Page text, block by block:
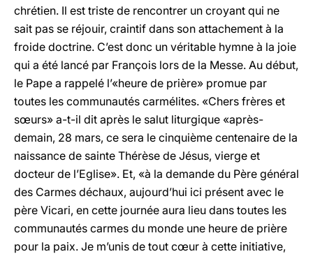
chrétien. Il est triste de rencontrer un croyant qui ne
sait pas se réjouir, craintif dans son attachement à la
froide doctrine. C’est donc un véritable hymne à la joie
qui a été lancé par François lors de la Messe. Au début,
le Pape a rappelé l’«heure de prière» promue par
toutes les communautés carmélites. «Chers frères et
sœurs» a-t-il dit après le salut liturgique «après-
demain, 28 mars, ce sera le cinquième centenaire de la
naissance de sainte Thérèse de Jésus, vierge et
docteur de l’Eglise». Et, «à la demande du Père général
des Carmes déchaux, aujourd’hui ici présent avec le
père Vicari, en cette journée aura lieu dans toutes les
communautés carmes du monde une heure de prière
pour la paix. Je m’unis de tout cœur à cette initiative,